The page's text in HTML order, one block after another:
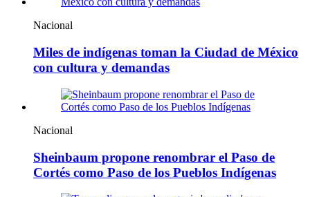
Nacional
Miles de indígenas toman la Ciudad de México
con cultura y demandas
Nacional
Sheinbaum propone renombrar el Paso de
Cortés como Paso de los Pueblos Indígenas